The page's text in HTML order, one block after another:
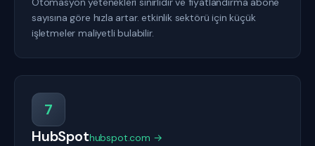
sayısına göre hızla artar. etkinlik sektörü için küçük
işletmeler maliyetli bulabilir.
7
HubSpothubspot.com →